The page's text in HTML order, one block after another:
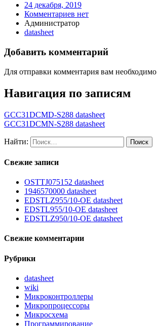
24 декабря, 2019
Комментариев нет
Администратор
datasheet
Добавить комментарий
Для отправки комментария вам необходимо
Навигация по записям
GCC31DCMD-S288 datasheet
GCC31DCMN-S288 datasheet
Найти:
Свежие записи
OSTTJ075152 datasheet
1946570000 datasheet
EDSTLZ955/10-OE datasheet
EDSTL955/10-OE datasheet
EDSTLZ950/10-OE datasheet
Свежие комментарии
Рубрики
datasheet
wiki
Микроконтроллеры
Микропроцессоры
Микросхема
Программирование